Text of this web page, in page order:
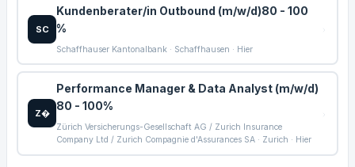
SC
Kundenberater/in Outbound (m/w/d)80 - 100
%
Schaffhauser Kantonalbank · Schaffhausen · Hier
Z�
Performance Manager & Data Analyst (m/w/d)
80 - 100%
Zürich Versicherungs-Gesellschaft AG / Zurich Insurance
Company Ltd / Zurich Compagnie d'Assurances SA · Zurich · Hier